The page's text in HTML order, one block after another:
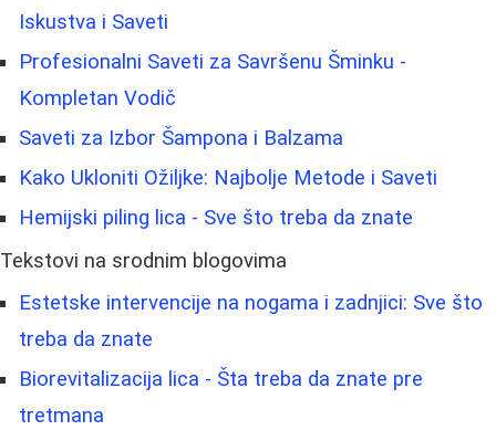
Iskustva i Saveti
Profesionalni Saveti za Savršenu Šminku -
Kompletan Vodič
Saveti za Izbor Šampona i Balzama
Kako Ukloniti Ožiljke: Najbolje Metode i Saveti
Hemijski piling lica - Sve što treba da znate
Tekstovi na srodnim blogovima
Estetske intervencije na nogama i zadnjici: Sve što
treba da znate
Biorevitalizacija lica - Šta treba da znate pre
tretmana